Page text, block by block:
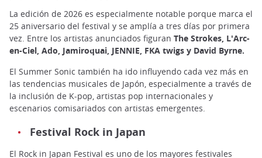
La edición de 2026 es especialmente notable porque marca el
25 aniversario del festival y se amplía a tres días por primera
vez. Entre los artistas anunciados figuran The Strokes, L'Arc-
en-Ciel, Ado, Jamiroquai, JENNIE, FKA twigs y David Byrne.
El Summer Sonic también ha ido influyendo cada vez más en
las tendencias musicales de Japón, especialmente a través de
la inclusión de K-pop, artistas pop internacionales y
escenarios comisariados con artistas emergentes.
Festival Rock in Japan
El Rock in Japan Festival es uno de los mayores festivales